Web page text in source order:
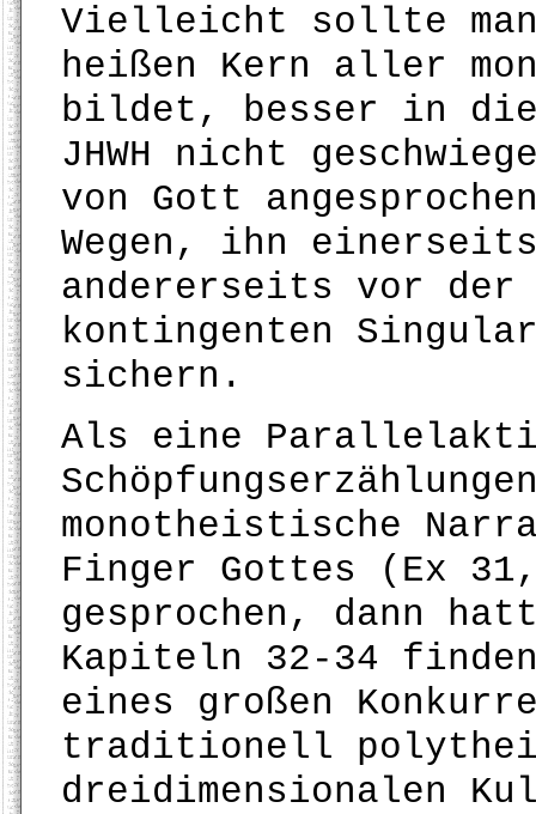
Vielleicht sollte man
heißen Kern aller
bildet, besser in
JHWH nicht
von Gott
Wegen, ihn
andererseits vor der
kontingenten
sichern.
Als eine
monotheistische
Finger Gottes (Ex
gesprochen, dann
Kapiteln 32-34
eines großen
traditionell
dreidimensionalen